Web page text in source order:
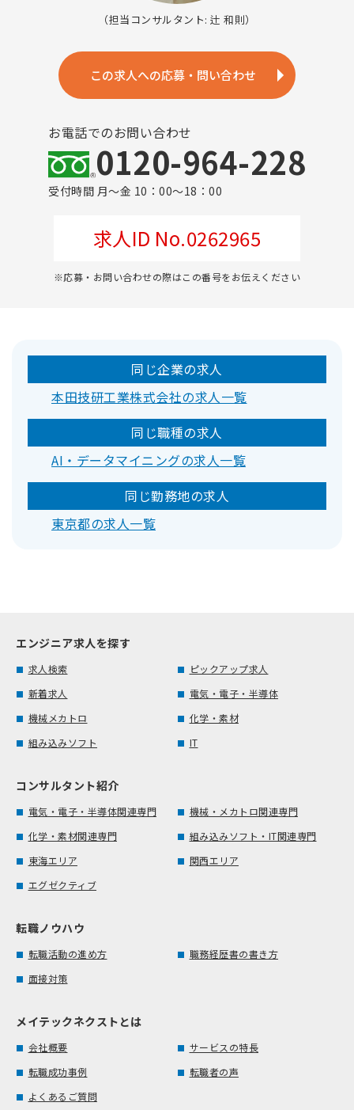
（担当コンサルタント: 辻 和則）
この求人への応募・問い合わせ
お電話でのお問い合わせ
0120-964-228
受付時間 月～金 10：00～18：00
求人ID No.0262965
※応募・お問い合わせの際はこの番号をお伝えください
同じ企業の求人
本田技研工業株式会社の求人一覧
同じ職種の求人
AI・データマイニングの求人一覧
同じ勤務地の求人
東京都の求人一覧
エンジニア求人を探す
求人検索
ピックアップ求人
新着求人
電気・電子・半導体
機械メカトロ
化学・素材
組み込みソフト
IT
コンサルタント紹介
電気・電子・半導体関連専門
機械・メカトロ関連専門
化学・素材関連専門
組み込みソフト・IT関連専門
東海エリア
関西エリア
エグゼクティブ
転職ノウハウ
転職活動の進め方
職務経歴書の書き方
面接対策
メイテックネクストとは
会社概要
サービスの特長
転職成功事例
転職者の声
よくあるご質問